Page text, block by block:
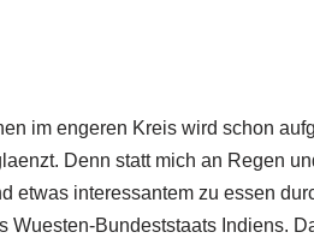
im engeren Kreis wird schon
Denn statt mich an Regen
etwas interessantem zu essen
Wuesten-Bundeststaats Indiens.